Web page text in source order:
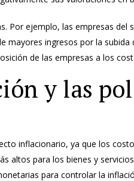
Por ejemplo, las empresas del
mayores ingresos por la subida
de las empresas a los
y las
inflacionario, ya que los
altos para los bienes y
para controlar la